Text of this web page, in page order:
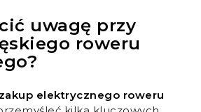
uwagę przy
roweru
elektrycznego roweru